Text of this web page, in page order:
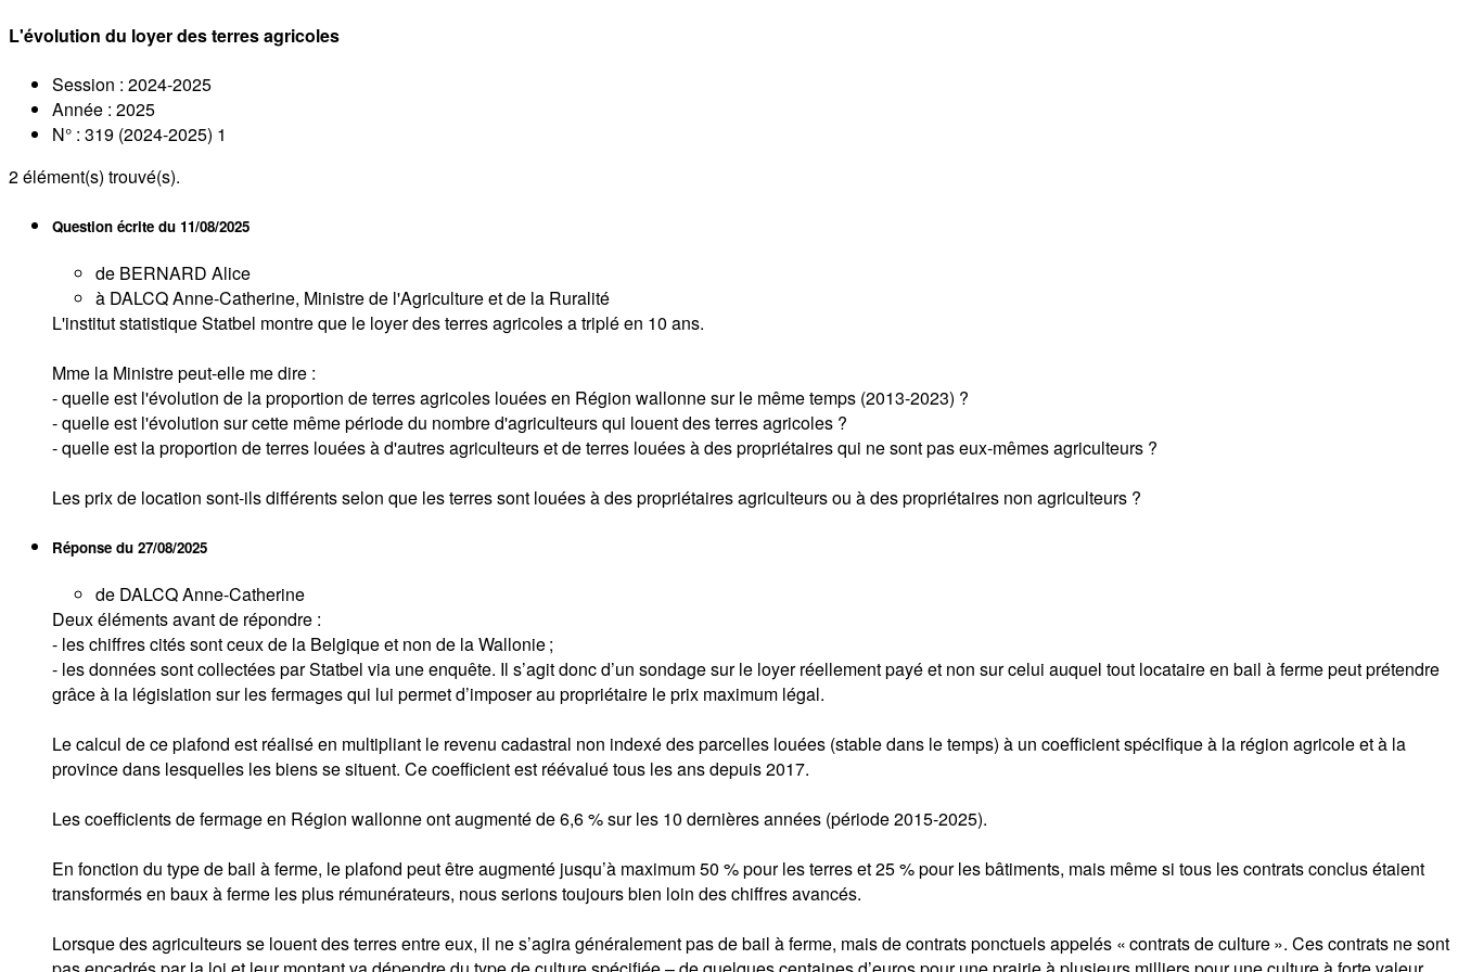
L'évolution du loyer des terres agricoles
Session : 2024-2025
Année : 2025
N° : 319 (2024-2025) 1
2élément(s) trouvé(s).
Question écrite du 11/08/2025
de BERNARD Alice
à DALCQ Anne-Catherine, Ministre de l'Agriculture et de la Ruralité
L'institut statistique Statbel montre que le loyer des terres agricoles a triplé en 10 ans.
Mme la Ministre peut-elle me dire :
- quelle est l'évolution de la proportion de terres agricoles louées en Région wallonne sur le même temps (2013-2023) ?
- quelle est l'évolution sur cette même période du nombre d'agriculteurs qui louent des terres agricoles ?
- quelle est la proportion de terres louées à d'autres agriculteurs et de terres louées à des propriétaires qui ne sont pas eux-mêmes agriculteurs ?
Les prix de location sont-ils différents selon que les terres sont louées à des propriétaires agriculteurs ou à des propriétaires non agriculteurs ?
Réponse du 27/08/2025
de DALCQ Anne-Catherine
Deux éléments avant de répondre :
- les chiffres cités sont ceux de la Belgique et non de la Wallonie ;
- les données sont collectées par Statbel via une enquête. Il s’agit donc d’un sondage sur le loyer réellement payé et non sur celui auquel tout locataire en bail à ferme peut prétendre
grâce à la législation sur les fermages qui lui permet d’imposer au propriétaire le prix maximum légal.
Le calcul de ce plafond est réalisé en multipliant le revenu cadastral non indexé des parcelles louées (stable dans le temps) à un coefficient spécifique à la région agricole et à la
province dans lesquelles les biens se situent. Ce coefficient est réévalué tous les ans depuis 2017.
Les coefficients de fermage en Région wallonne ont augmenté de 6,6 % sur les 10 dernières années (période 2015-2025).
En fonction du type de bail à ferme, le plafond peut être augmenté jusqu’à maximum 50 % pour les terres et 25 % pour les bâtiments, mais même si tous les contrats conclus étaient
transformés en baux à ferme les plus rémunérateurs, nous serions toujours bien loin des chiffres avancés.
Lorsque des agriculteurs se louent des terres entre eux, il ne s’agira généralement pas de bail à ferme, mais de contrats ponctuels appelés « contrats de culture ». Ces contrats ne sont